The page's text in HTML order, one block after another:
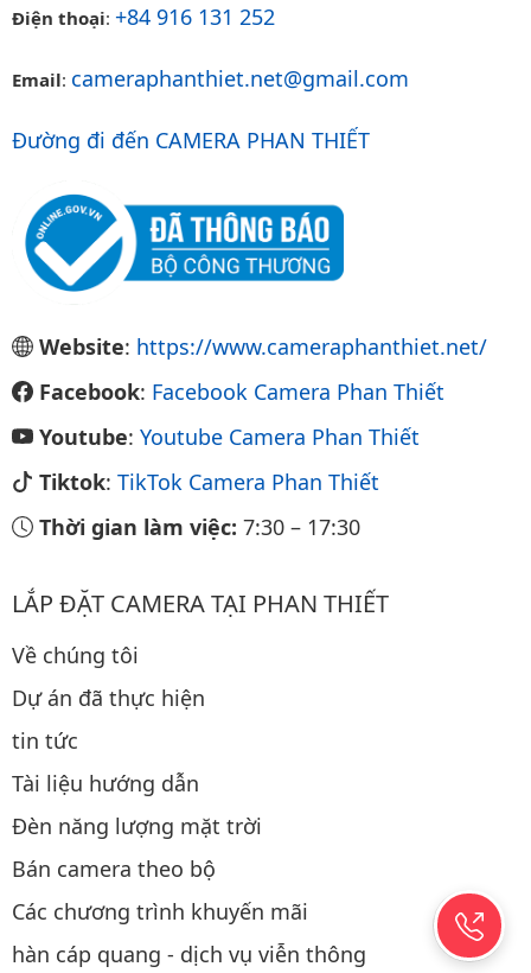
Điện thoại: +84 916 131 252
Email: cameraphanthiet.net@gmail.com
Đường đi đến CAMERA PHAN THIẾT
Website: https://www.cameraphanthiet.net/
Facebook: Facebook Camera Phan Thiết
Youtube: Youtube Camera Phan Thiết
Tiktok: TikTok Camera Phan Thiết
Thời gian làm việc: 7:30 – 17:30
LẮP ĐẶT CAMERA TẠI PHAN THIẾT
Về chúng tôi
Dự án đã thực hiện
tin tức
Tài liệu hướng dẫn
Đèn năng lượng mặt trời
Bán camera theo bộ
Các chương trình khuyến mãi
hàn cáp quang - dịch vụ viễn thông